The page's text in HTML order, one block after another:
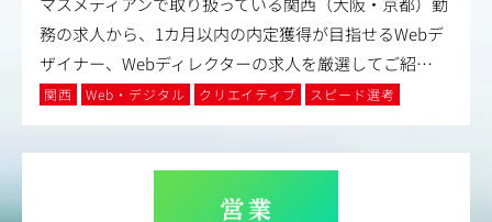
務の求人から、1カ月以内の内定獲得が目指せるWebデ
ザイナー、Webディレクターの求人を厳選してご紹…
関西 Web・デジタル クリエイティブ スピード選考